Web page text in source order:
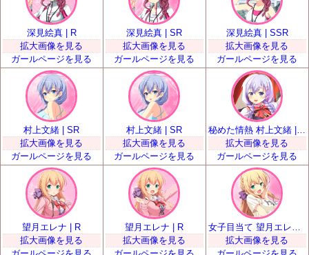
深見絵真 | R
拡大画像を見る
ガールページを見る
深見絵真 | SR
拡大画像を見る
ガールページを見る
深見絵真 | SSR
拡大画像を見る
ガールページを見る
村上文緒 | SR
拡大画像を見る
ガールページを見る
村上文緒 | SR
拡大画像を見る
ガールページを見る
拡大画像を見る
ガールページを見る
望月エレナ | R
拡大画像を見る
望月エレナ | R
拡大画像を見る
拡大画像を見る